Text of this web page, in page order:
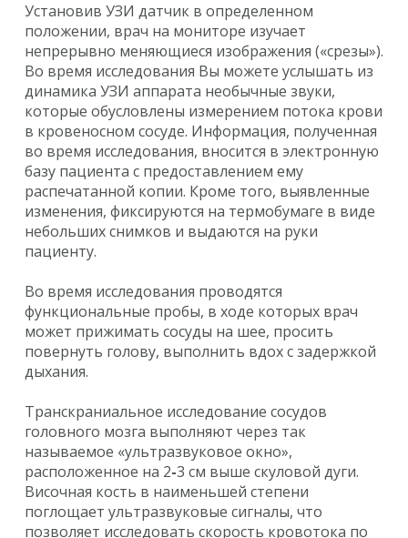
Установив УЗИ датчик в определенном
положении, врач на мониторе изучает
непрерывно меняющиеся изображения («срезы»).
Во время исследования Вы можете услышать из
динамика УЗИ аппарата необычные звуки,
которые обусловлены измерением потока крови
в кровеносном сосуде. Информация, полученная
во время исследования, вносится в электронную
базу пациента с предоставлением ему
распечатанной копии. Кроме того, выявленные
изменения, фиксируются на термобумаге в виде
небольших снимков и выдаются на руки
пациенту.
Во время исследования проводятся
функциональные пробы, в ходе которых врач
может прижимать сосуды на шее, просить
повернуть голову, выполнить вдох с задержкой
дыхания.
Транскраниальное исследование сосудов
головного мозга выполняют через так
называемое «ультразвуковое окно»,
расположенное на 2-3 см выше скуловой дуги.
Височная кость в наименьшей степени
поглощает ультразвуковые сигналы, что
позволяет исследовать скорость кровотока по